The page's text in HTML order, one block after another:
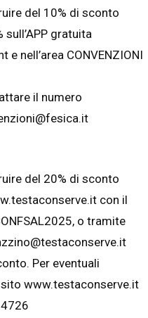
del 10% di sconto
gratuita
e nell’area CONVENZIONI
il numero
del 20% di sconto
con il
o tramite
Per eventuali
www.testaconserve.it